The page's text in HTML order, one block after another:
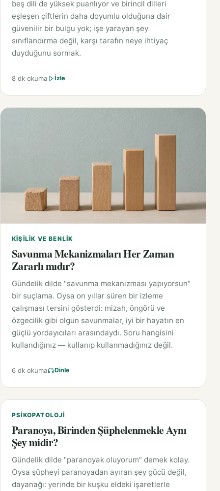
beş dili de yüksek puanlıyor ve birincil dilleri
eşleşen çiftlerin daha doyumlu olduğuna dair
güvenilir bir bulgu yok; işe yarayan şey
sınıflandırma değil, karşı tarafın neye ihtiyaç
duyduğunu sormak.
8 dk okuma İzle
KIŞILIK VE BENLIK
Savunma Mekanizmaları Her Zaman
Zararlı mıdır?
Gündelik dilde "savunma mekanizması yapıyorsun"
bir suçlama. Oysa on yıllar süren bir izleme
çalışması tersini gösterdi: mizah, öngörü ve
özgecilik gibi olgun savunmalar, iyi bir hayatın en
güçlü yordayıcıları arasındaydı. Soru hangisini
kullandığınız — kullanıp kullanmadığınız değil.
6 dk okuma Dinle
PSIKOPATOLOJI
Paranoya, Birinden Şüphelenmekle Aynı
Şey midir?
Gündelik dilde "paranoyak oluyorum" demek kolay.
Oysa şüpheyi paranoyadan ayıran şey gücü değil,
dayanağı: yerinde bir kuşku eldeki işaretlerle